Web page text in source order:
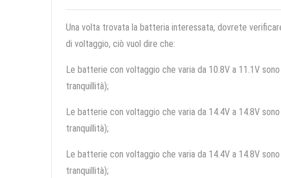
Una volta trovata la batteria interessata, dovrete
di voltaggio, ciò vuol dire che:
Le batterie con voltaggio che varia da 10.8V a 11.1V
tranquillità);
Le batterie con voltaggio che varia da 14.4V a 14.8V
tranquillità);
Le batterie con voltaggio che varia da 14.4V a 14.8V
tranquillità);